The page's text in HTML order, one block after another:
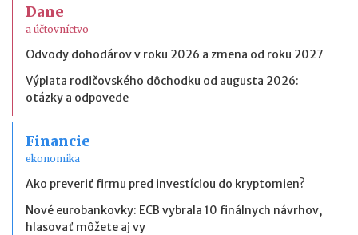
Dane
a účtovníctvo
Odvody dohodárov v roku 2026 a zmena od roku 2027
Výplata rodičovského dôchodku od augusta 2026:
otázky a odpovede
Financie
ekonomika
Ako preveriť firmu pred investíciou do kryptomien?
Nové eurobankovky: ECB vybrala 10 finálnych návrhov,
hlasovať môžete aj vy